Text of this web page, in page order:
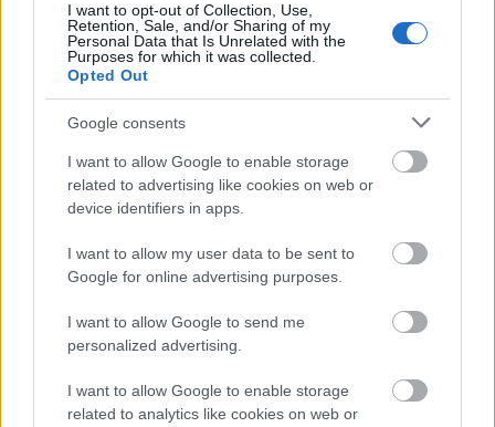
I want to opt-out of Collection, Use,
Retention, Sale, and/or Sharing of my
Personal Data that Is Unrelated with the
Purposes for which it was collected.
Opted Out
Google consents
I want to allow Google to enable storage
related to advertising like cookies on web or
device identifiers in apps.
I want to allow my user data to be sent to
Google for online advertising purposes.
I want to allow Google to send me
personalized advertising.
I want to allow Google to enable storage
related to analytics like cookies on web or
Anime-stil fan art av Tarnished in Black Knife-
rustningen som konfronterar Lichdragon Fortissax mitt
i röda blixtar i Deeproot-djupen från Elden Ring.
Klicka eller tryck på bilden för mer information och
högre upplösning.